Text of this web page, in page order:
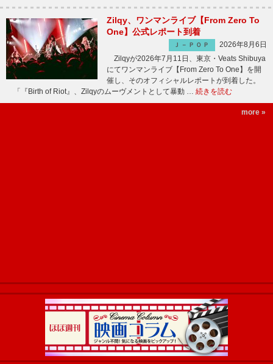
Zilqy、ワンマンライブ【From Zero To
One】公式レポート到着
Ｊ－ＰＯＰ
2026年8月6日
Zilqyが2026年7月11日、東京・Veats Shibuya
にてワンマンライブ【From Zero To One】を開
催し、そのオフィシャルレポートが到着した。
「『Birth of Riot』、Zilqyのムーヴメントとして暴動 … 続きを読む
more »